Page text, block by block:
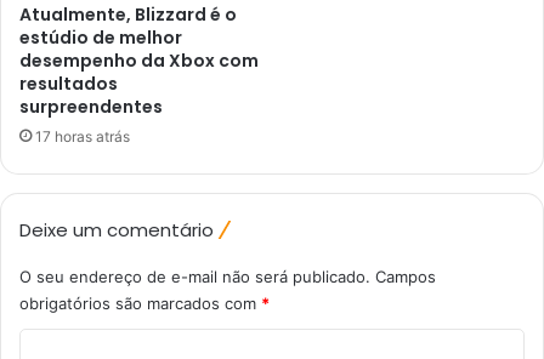
Atualmente, Blizzard é o
estúdio de melhor
desempenho da Xbox com
resultados
surpreendentes
17 horas atrás
Deixe um comentário
O seu endereço de e-mail não será publicado. Campos
obrigatórios são marcados com *